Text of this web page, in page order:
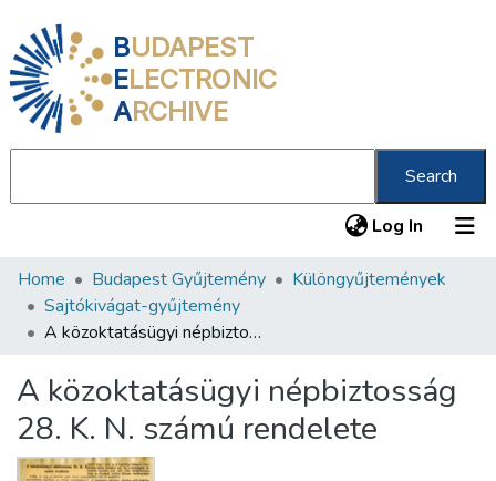
BUDAPEST
ELECTRONIC
ARCHIVE
Search
Log In (current)
Communities & Collections
All of DSpace
About us
Home Budapest Gyűjtemény
Különgyűjtemények
Sajtókivágat-gyűjtemény
A közoktatásügyi népbiztosság 28. K. N. számú rendelete
A közoktatásügyi népbiztosság
28. K. N. számú rendelete